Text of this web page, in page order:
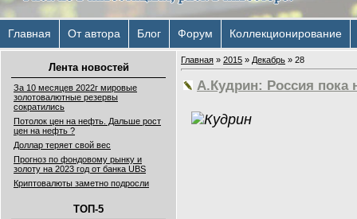
Главная От автора Блог Форум Коллекционирование
Лента новостей
За 10 месяцев 2022г мировые
золотовалютные резервы
сократились
Потолок цен на нефть. Дальше рост
цен на нефть ?
Доллар теряет свой вес
Прогноз по фондовому рынку и
золоту на 2023 год от банка UBS
Криптовалюты заметно подросли
ТОП-5
Главная » 2015 » Декабрь » 28
А.Кудрин: Россия пока